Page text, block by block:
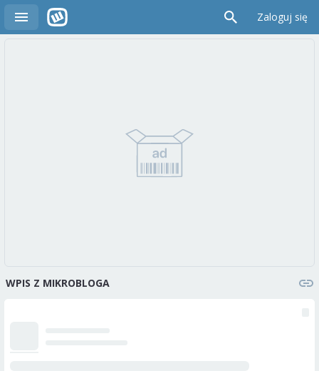
Zaloguj się
WPIS Z MIKROBLOGA